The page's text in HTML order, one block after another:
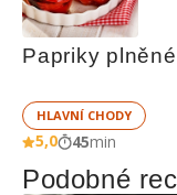
Papriky
HLAVNÍ CHODY
5,0 45min
Podobné